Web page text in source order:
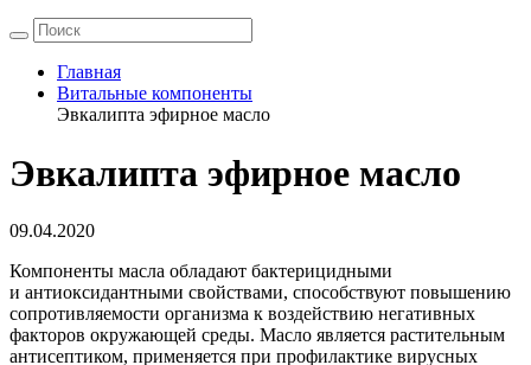
Главная
Витальные компоненты
Эвкалипта эфирное масло
Эвкалипта эфирное масло
09.04.2020
Компоненты масла обладают бактерицидными
и антиоксидантными свойствами, способствуют повышению
сопротивляемости организма к воздействию негативных
факторов окружающей среды. Масло является растительным
антисептиком, применяется при профилактике вирусных